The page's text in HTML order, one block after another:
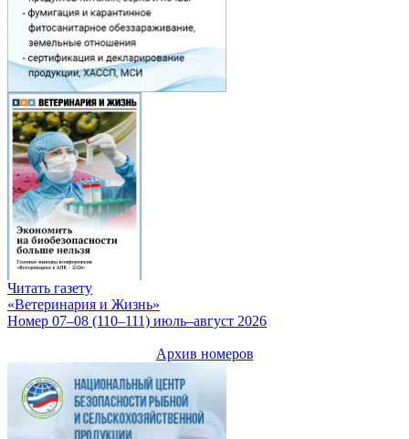
Читать газету
«Ветеринария и Жизнь»
Номер 07–08 (110–111) июль–август 2026
Архив номеров